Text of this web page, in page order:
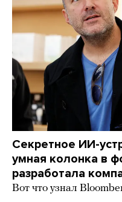
Секретное ИИ-
умная колонка в
разработала
Вот что узнал